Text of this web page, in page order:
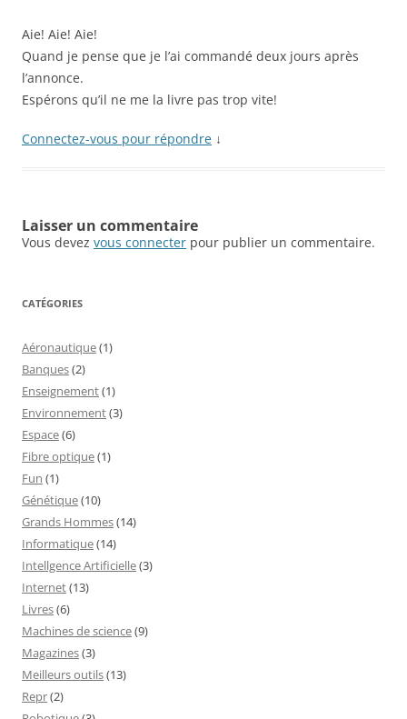
Aie! Aie! Aie!
Quand je pense que je l’ai commandé deux jours après
l’annonce.
Espérons qu’il ne me la livre pas trop vite!
Connectez-vous pour répondre ↓
Laisser un commentaire
Vous devez vous connecter pour publier un commentaire.
CATÉGORIES
Aéronautique(1)
Banques(2)
Enseignement(1)
Environnement(3)
Espace(6)
Fibre optique(1)
Fun (1)
Génétique(10)
Grands Hommes(14)
Informatique(14)
Intellgence Artificielle(3)
Internet(13)
Livres(6)
Machines de science(9)
Magazines(3)
Meilleurs outils(13)
Repr(2)